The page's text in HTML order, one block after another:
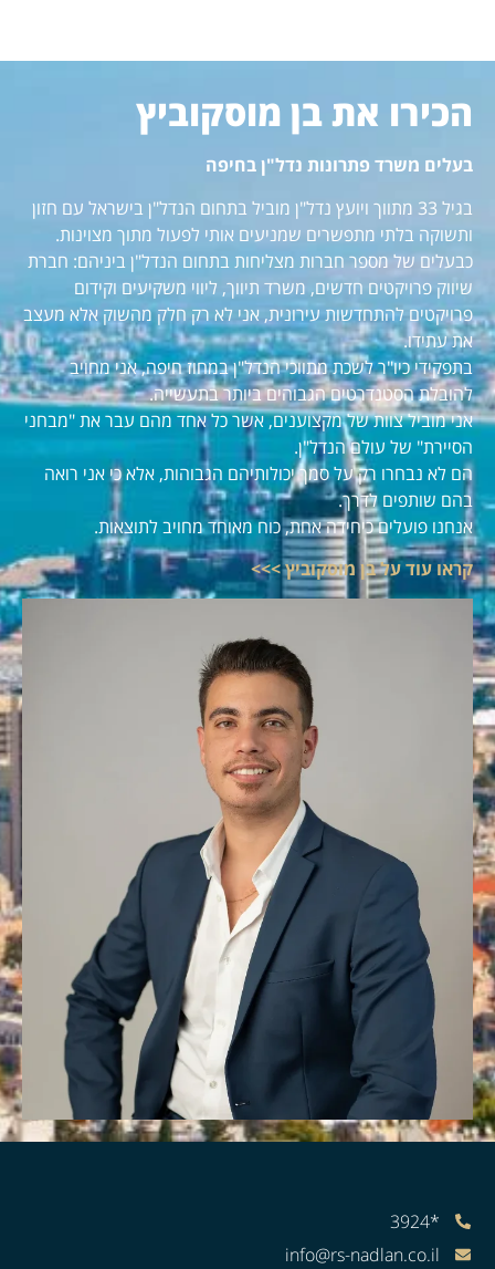
הכירו את בן מוסקוביץ
בעלים משרד פתרונות נדל"ן בחיפה
בגיל 33 מתווך ויועץ נדל"ן מוביל בתחום הנדל"ן בישראל עם חזון
ותשוקה בלתי מתפשרים שמניעים אותי לפעול מתוך מצוינות.
כבעלים של מספר חברות מצליחות בתחום הנדל"ן ביניהם: חברת
שיווק פרויקטים חדשים, משרד תיווך, ליווי משקיעים וקידום
פרויקטים להתחדשות עירונית, אני לא רק חלק מהשוק אלא מעצב
את עתידו.
בתפקידי כיו"ר לשכת מתווכי הנדל"ן במחוז חיפה, אני מחויב
להובלת הסטנדרטים הגבוהים ביותר בתעשייה.
אני מוביל צוות של מקצוענים, אשר כל אחד מהם עבר את "מבחני
הסיירת" של עולם הנדל"ן.
הם לא נבחרו רק על סמך יכולותיהם הגבוהות, אלא כי אני רואה
בהם שותפים לדרך.
אנחנו פועלים כיחידה אחת, כוח מאוחד מחויב לתוצאות.
קראו עוד על בן מוסקוביץ >>>
*3924
info@rs-nadlan.co.il